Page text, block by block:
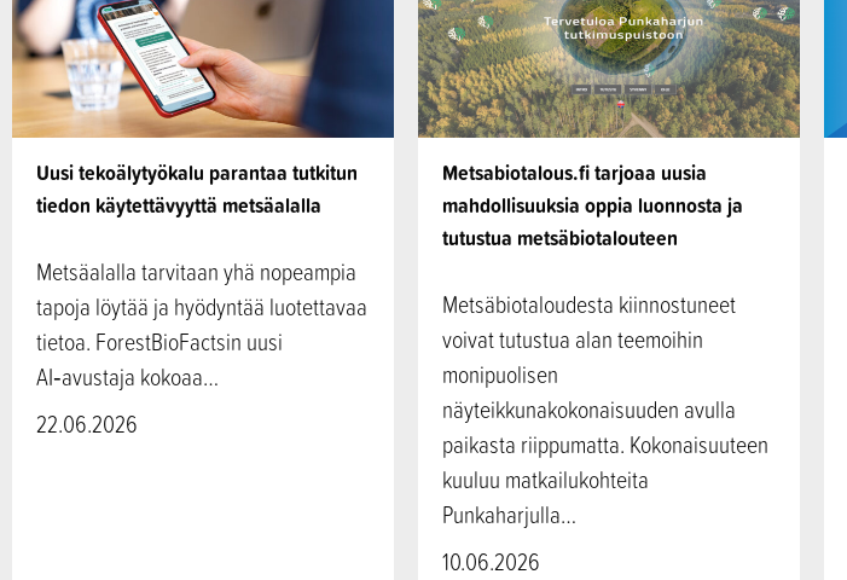
Uusi tekoälytyökalu parantaa tutkitun
tiedon käytettävyyttä metsäalalla
Metsäalalla tarvitaan yhä nopeampia
tapoja löytää ja hyödyntää luotettavaa
tietoa. ForestBioFactsin uusi
AI‑avustaja kokoaa…
22.06.2026
Metsabiotalous.fi tarjoaa uusia
mahdollisuuksia oppia luonnosta ja
tutustua metsäbiotalouteen
Metsäbiotaloudesta kiinnostuneet
voivat tutustua alan teemoihin
monipuolisen
näyteikkunakokonaisuuden avulla
paikasta riippumatta. Kokonaisuuteen
kuuluu matkailukohteita
Punkaharjulla…
10.06.2026